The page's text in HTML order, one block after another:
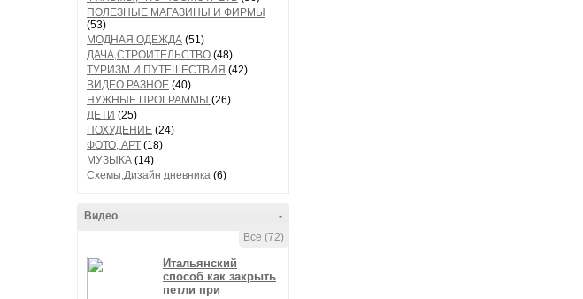
ПОЛЕЗНЫЕ МАГАЗИНЫ И ФИРМЫ
(53)
МОДНАЯ ОДЕЖДА (51)
ДАЧА,СТРОИТЕЛЬСТВО (48)
ТУРИЗМ И ПУТЕШЕСТВИЯ (42)
ВИДЕО РАЗНОЕ (40)
НУЖНЫЕ ПРОГРАММЫ (26)
ДЕТИ (25)
ПОХУДЕНИЕ (24)
ФОТО, АРТ (18)
МУЗЫКА (14)
Схемы,Дизайн дневника (6)
-
Видео
Все (72)
Итальянский
способ как закрыть
петли при